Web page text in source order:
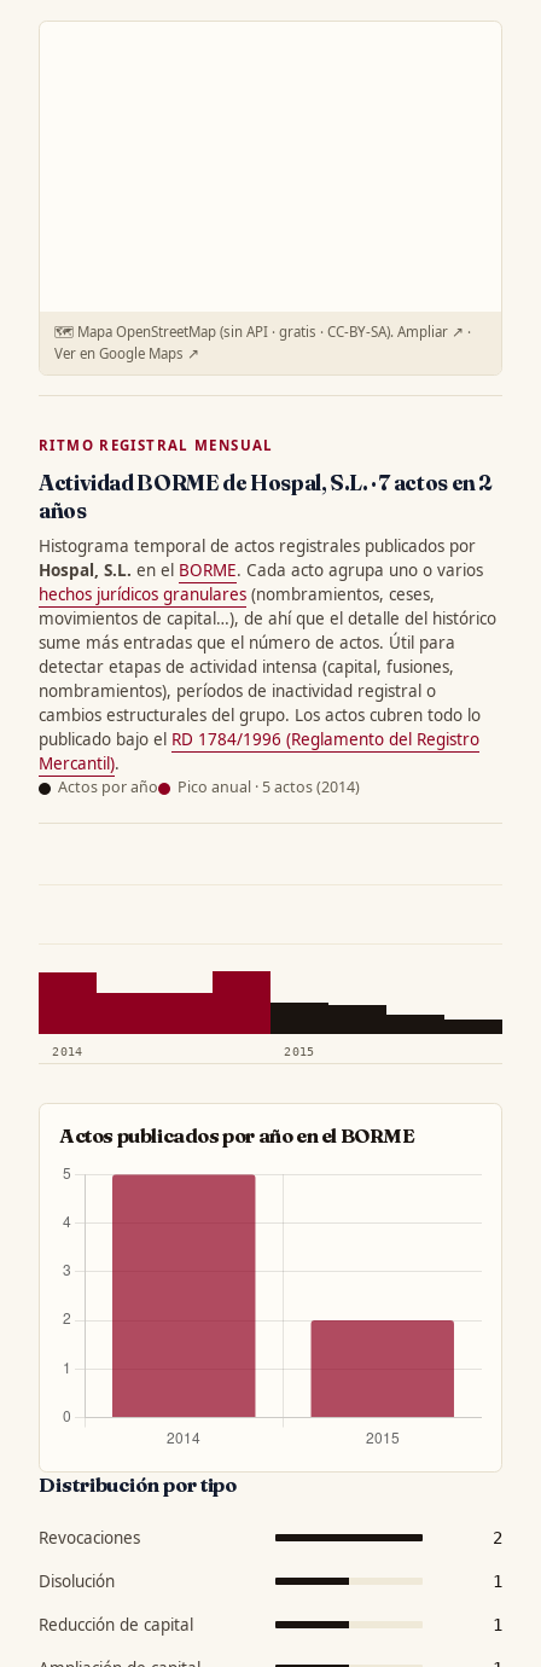
🗺️ Mapa OpenStreetMap (sin API · gratis · CC-BY-SA). Ampliar ↗ ·
Ver en Google Maps ↗
RITMO REGISTRAL MENSUAL
Actividad BORME de Hospal, S.L. · 7 actos en 2
años
Histograma temporal de actos registrales publicados por
Hospal, S.L. en el BORME. Cada acto agrupa uno o varios
hechos jurídicos granulares (nombramientos, ceses,
movimientos de capital…), de ahí que el detalle del histórico
sume más entradas que el número de actos. Útil para
detectar etapas de actividad intensa (capital, fusiones,
nombramientos), períodos de inactividad registral o
cambios estructurales del grupo. Los actos cubren todo lo
publicado bajo el RD 1784/1996 (Reglamento del Registro
Mercantil).
Actos por año Pico anual · 5 actos (2014)
2014 2015
Actos publicados por año en el BORME
Distribución por tipo
Revocaciones 2
Disolución 1
Reducción de capital 1